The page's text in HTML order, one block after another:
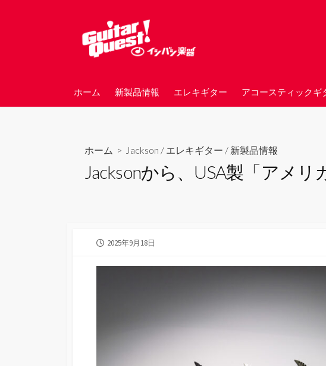
ホーム 新製品情報 エレキギター アコースティックギ
ホーム > Jackson / エレキギター / 新製品情報
Jacksonから、USA製「アメ
公
日
2025年9月18日